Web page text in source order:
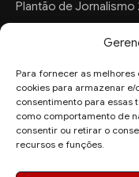
Para fornecer as
cookies para armazenar
consentimento para essas
como comportamento de
consentir ou retirar o
recursos e funções.
Plantão de Jornalismo
FALE
Sugestões de Pauta: